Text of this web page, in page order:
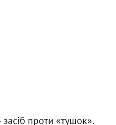
проти «тушок».